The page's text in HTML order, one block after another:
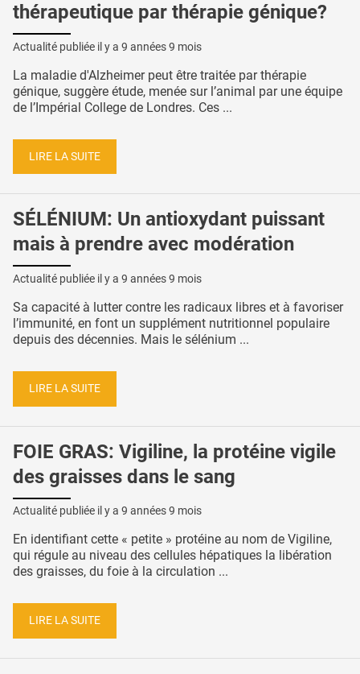
thérapeutique par thérapie génique?
Actualité publiée il y a 9 années 9 mois
La maladie d'Alzheimer peut être traitée par thérapie
génique, suggère étude, menée sur l’animal par une équipe
de l’Impérial College de Londres. Ces ...
LIRE LA SUITE
SÉLÉNIUM: Un antioxydant puissant
mais à prendre avec modération
Actualité publiée il y a 9 années 9 mois
Sa capacité à lutter contre les radicaux libres et à favoriser
l’immunité, en font un supplément nutritionnel populaire
depuis des décennies. Mais le sélénium ...
LIRE LA SUITE
FOIE GRAS: Vigiline, la protéine vigile
des graisses dans le sang
Actualité publiée il y a 9 années 9 mois
En identifiant cette « petite » protéine au nom de Vigiline,
qui régule au niveau des cellules hépatiques la libération
des graisses, du foie à la circulation ...
LIRE LA SUITE